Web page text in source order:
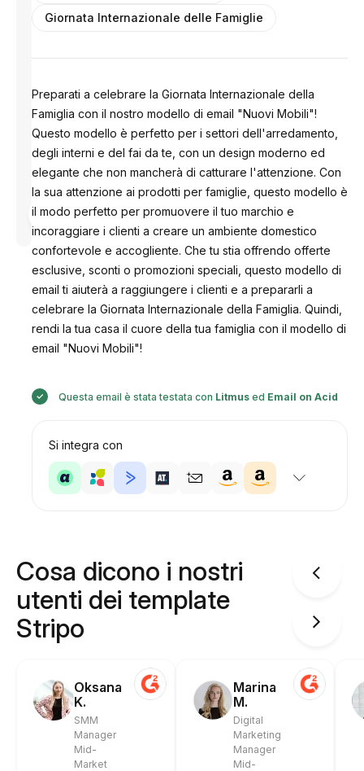
da
Anastasiia
Giornata Internazionale delle Famiglie
Preparati a celebrare la Giornata Internazionale della
Famiglia con il nostro modello di email "Nuovi Mobili"!
Questo modello è perfetto per i settori dell'arredamento,
degli interni e del fai da te, con un design moderno ed
elegante che non mancherà di catturare l'attenzione. Con
la sua attenzione ai prodotti per famiglie, questo modello è
il modo perfetto per promuovere il tuo marchio e
incoraggiare i clienti a creare un ambiente domestico
confortevole e accogliente. Che tu stia offrendo offerte
esclusive, sconti o promozioni speciali, questo modello di
email ti aiuterà a raggiungere i clienti e a prepararli a
celebrare la Giornata Internazionale della Famiglia. Quindi,
rendi la tua casa il cuore della tua famiglia con il modello di
email "Nuovi Mobili"!
Questa email è stata testata con Litmused Email on Acid
Si integra con
Cosa dicono i nostri
utenti dei template
Stripo
Oksana
K.
SMM
Manager
Mid-
Market
Marina
M.
Digital
Marketing
Manager
Mid-